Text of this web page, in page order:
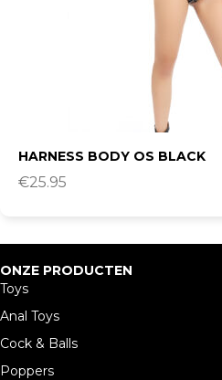
HARNESS BODY OS BLACK
€25.95
ONZE PRODUCTEN
Toys
Anal Toys
Cock & Balls
Poppers